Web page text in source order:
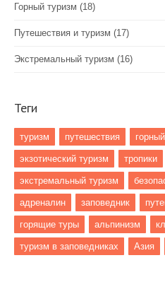
Горный туризм (18)
Путешествия и туризм (17)
Экстремальный туризм (16)
Теги
туризм путешествия
экзотический туризм тропики
экстремальный туризм
адреналин заповедник
горящие туры альпинизм
туризм в заповедниках Азия